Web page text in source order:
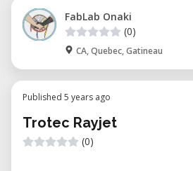
FabLab Onaki
(0)
CA, Quebec, Gatineau
Published 5 years ago
Trotec Rayjet
(0)